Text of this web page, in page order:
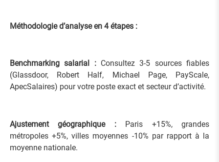
Méthodologie d’analyse en 4 étapes :
Benchmarking salarial :Consultez 3-5 sources fiables
(Glassdoor, Robert Half, Michael Page, PayScale,
ApecSalaires) pour votre poste exact et secteur d’activité.
Ajustement géographique :Paris +15%, grandes
métropoles +5%, villes moyennes -10% par rapport à la
moyenne nationale.